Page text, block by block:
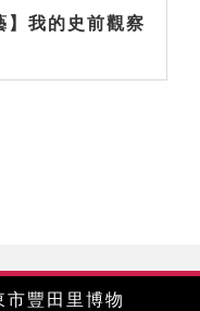
】我的史前觀察
市豐田里博物